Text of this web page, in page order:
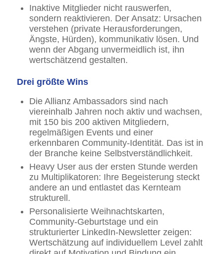
Inaktive Mitglieder nicht rauswerfen,
sondern reaktivieren. Der Ansatz: Ursachen
verstehen (private Herausforderungen,
Ängste, Hürden), kommunikativ lösen. Und
wenn der Abgang unvermeidlich ist, ihn
wertschätzend gestalten.
Drei größte Wins
Die Allianz Ambassadors sind nach
viereinhalb Jahren noch aktiv und wachsen,
mit 150 bis 200 aktiven Mitgliedern,
regelmäßigen Events und einer
erkennbaren Community-Identität. Das ist in
der Branche keine Selbstverständlichkeit.
Heavy User aus der ersten Stunde werden
zu Multiplikatoren: Ihre Begeisterung steckt
andere an und entlastet das Kernteam
strukturell.
Personalisierte Weihnachtskarten,
Community-Geburtstage und ein
strukturierter LinkedIn-Newsletter zeigen:
Wertschätzung auf individuellem Level zahlt